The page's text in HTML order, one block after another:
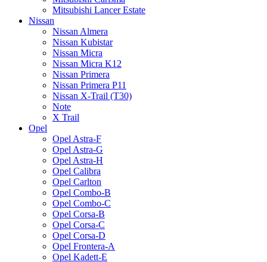
Mitsubishi Lancer Estate
Nissan
Nissan Almera
Nissan Kubistar
Nissan Micra
Nissan Micra K12
Nissan Primera
Nissan Primera P11
Nissan X-Trail (T30)
Note
X Trail
Opel
Opel Astra-F
Opel Astra-G
Opel Astra-H
Opel Calibra
Opel Carlton
Opel Combo-B
Opel Combo-C
Opel Corsa-B
Opel Corsa-C
Opel Corsa-D
Opel Frontera-A
Opel Kadett-E